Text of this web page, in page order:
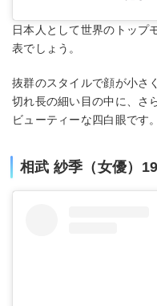
日本人として世界のトップ
表でしょう。
抜群のスタイルで顔が小さ
切れ長の細い目の中に、さ
ビューティーな四白眼です。
相武 紗季（女優）